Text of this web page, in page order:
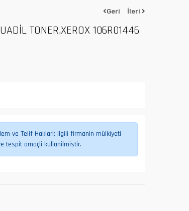
Geri İleri
TONER,XEROX 106R01446
ve Telif Haklari; ilgili firmanin mülkiyeti
tespit amaçli kullanilmistir.